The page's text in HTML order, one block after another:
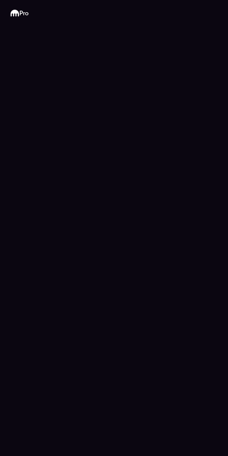
Kraken
Pro